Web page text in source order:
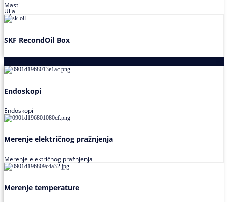
Masti
Ulja
SKF RecondOil Box
Endoskopi
Endoskopi
Merenje električnog pražnjenja
Merenje električnog pražnjenja
Merenje temperature